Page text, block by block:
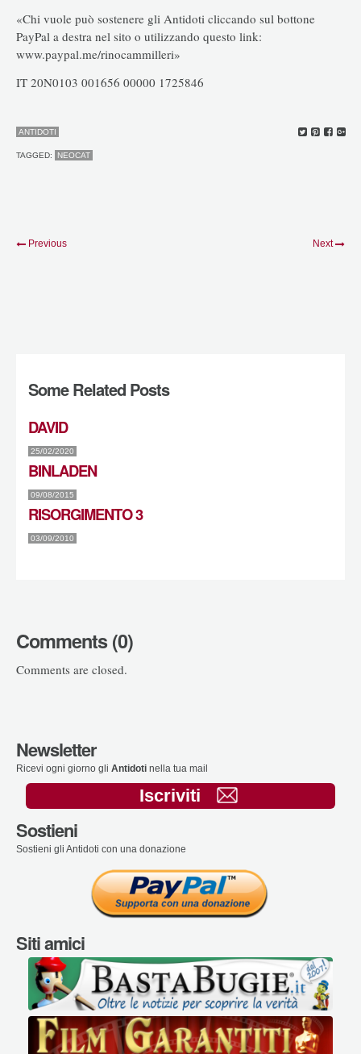
«Chi vuole può sostenere gli Antidoti cliccando sul bottone
PayPal a destra nel sito o utilizzando questo link:
www.paypal.me/rinocammilleri»
IT 20N0103 001656 00000 1725846
ANTIDOTI
TAGGED: NEOCAT
Previous Next
Some Related Posts
DAVID
25/02/2020
BINLADEN
09/08/2015
RISORGIMENTO 3
03/09/2010
Comments (0)
Comments are closed.
Newsletter
Ricevi ogni giorno gli Antidoti nella tua mail
Iscriviti
Sostieni
Sostieni gli Antidoti con una donazione
Siti amici